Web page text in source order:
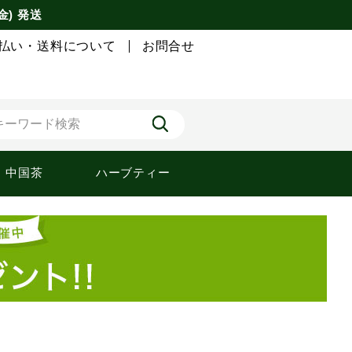
) 発送
い・送料について お問合せ
中国茶 ハーブティー